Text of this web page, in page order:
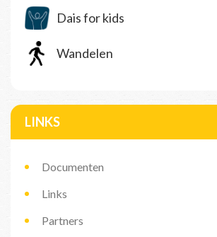
Dais for kids
Wandelen
LINKS
Documenten
Links
Partners